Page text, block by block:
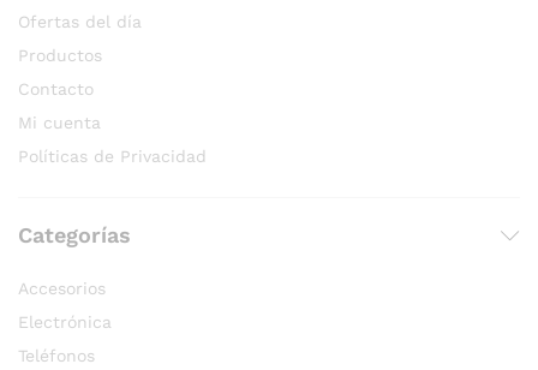
Ofertas del día
Productos
Contacto
Mi cuenta
Políticas de Privacidad
Categorías
Accesorios
Electrónica
Teléfonos